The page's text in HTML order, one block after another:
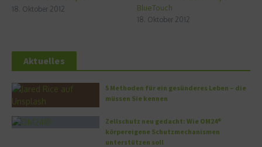
18. Oktober 2012
BlueTouch
18. Oktober 2012
Aktuelles
5 Methoden für ein gesünderes Leben – die
müssen Sie kennen
Zellschutz neu gedacht: Wie OM24®
körpereigene Schutzmechanismen
unterstützen soll